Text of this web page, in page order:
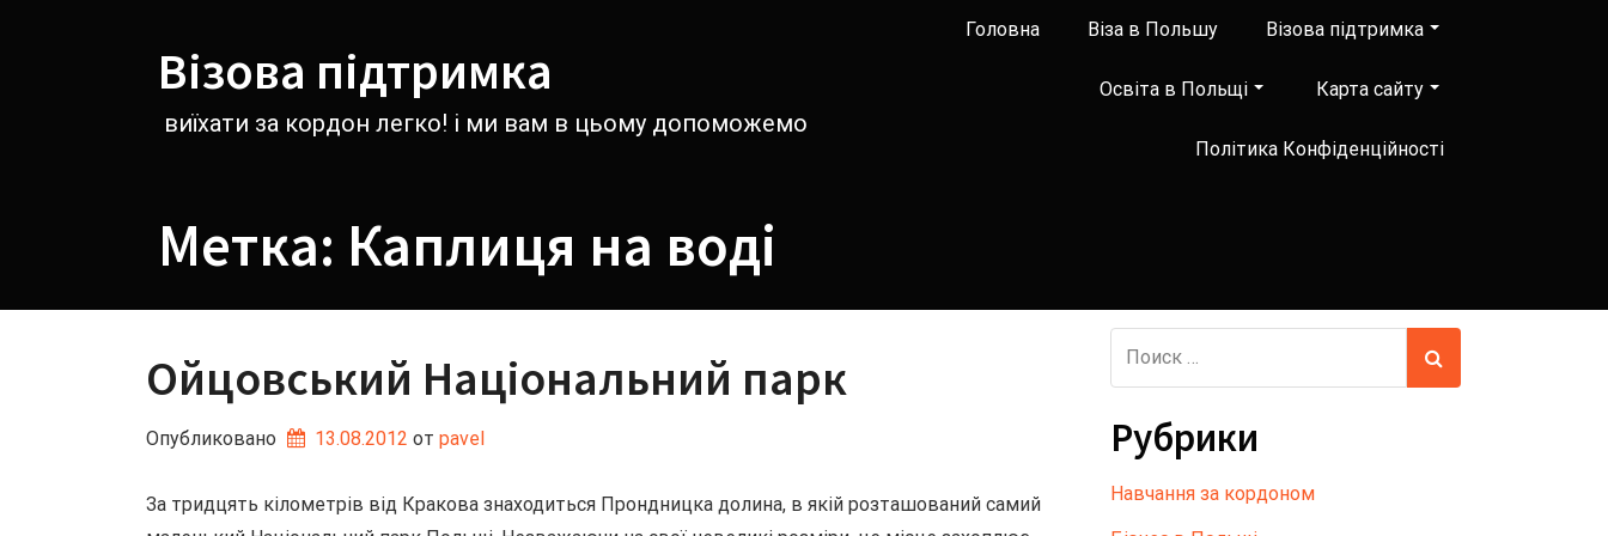
Візова підтримка
виїхати за кордон легко! і ми вам в цьому допоможемо
Головна Віза в Польшу Візова підтримка
Освіта в Польщі Карта сайту
Політика Конфіденційності
Метка: Каплиця на воді
Ойцовський Національний парк
Опубликовано 13.08.2012 от pavel
За тридцять кілометрів від Кракова знаходиться Прондницка долина, в якій розташований самий
Рубрики
Hавчання за кордоном